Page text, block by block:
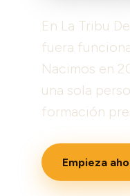
En La Tribu
fuera
Nacimos en
una sola
formación
Empieza